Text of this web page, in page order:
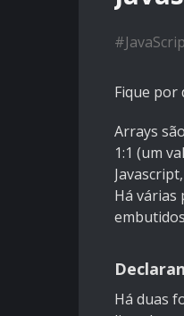
#
Fique por
Arrays
1:1 (um
Há várias
Há duas